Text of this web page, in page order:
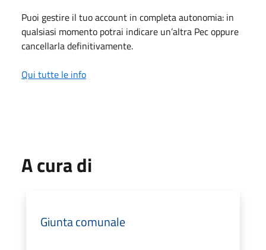
Puoi gestire il tuo account in completa autonomia: in
qualsiasi momento potrai indicare un’altra Pec oppure
cancellarla definitivamente.
Qui tutte le info
A cura di
Giunta comunale